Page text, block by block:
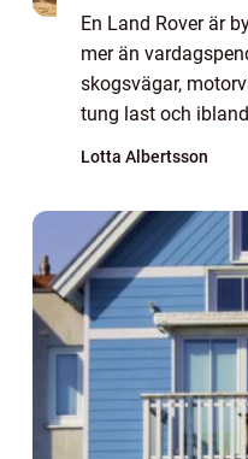
En Land Rover är
mer än
skogsvägar,
tung last och
Lotta Albertsson